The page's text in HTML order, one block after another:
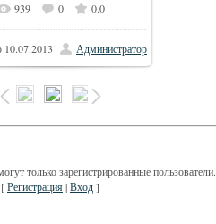
939 0 0.0
10.07.2013 Администратор
только зарегистрированные пользователи.
[Регистрация|Вход]